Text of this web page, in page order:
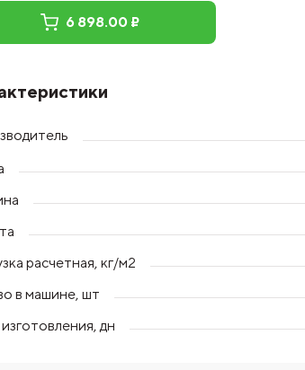
6 898.00 ₽
расчетная, кг/м2
в машине, шт
дн